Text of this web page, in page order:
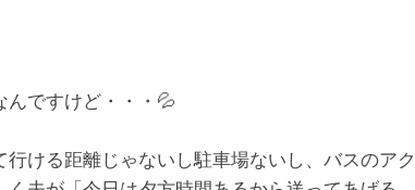
んですけど・・・💦
ける距離じゃないし駐車場ないし、バスのアク